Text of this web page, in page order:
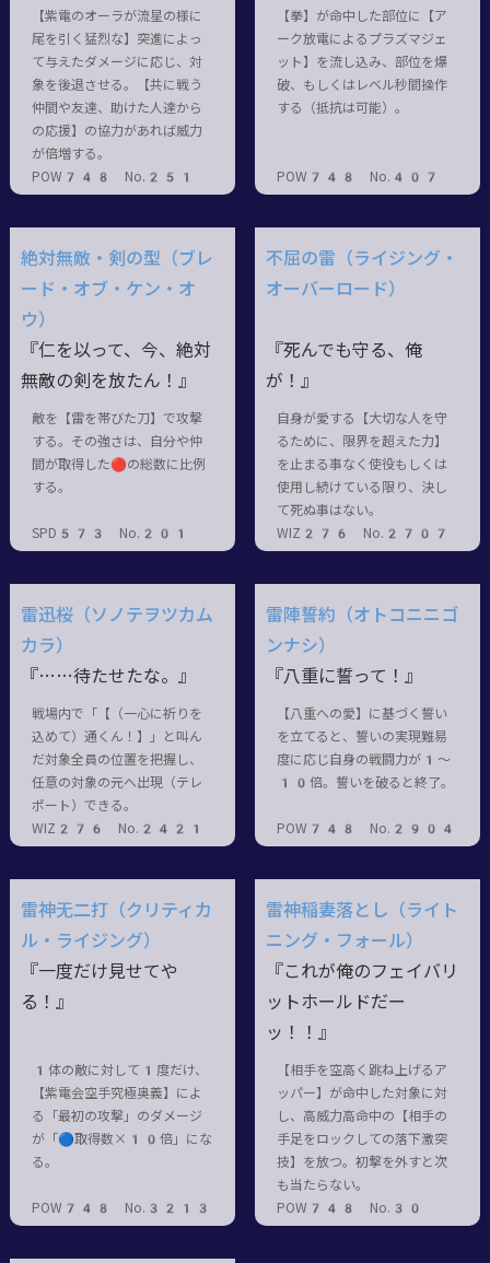
【紫電のオーラが流星の様に
尾を引く猛烈な】突進によっ
て与えたダメージに応じ、対
象を後退させる。【共に戦う
仲間や友達、助けた人達から
の応援】の協力があれば威力
が倍増する。
POW748 No.251
【拳】が命中した部位に【ア
ーク放電によるプラズマジェ
ット】を流し込み、部位を爆
破、もしくはレベル秒間操作
する（抵抗は可能）。
POW748 No.407
絶対無敵・剣の型（ブレ
ード・オブ・ケン・オ
ウ）
『仁を以って、今、絶対
無敵の剣を放たん！』
敵を【雷を帯びた刀】で攻撃
する。その強さは、自分や仲
間が取得した🔴の総数に比例
する。
SPD573 No.201
不屈の雷（ライジング・
オーバーロード）
『死んでも守る、俺
が！』
自身が愛する【大切な人を守
るために、限界を超えた力】
を止まる事なく使役もしくは
使用し続けている限り、決し
て死ぬ事はない。
WIZ276 No.2707
雷迅桜（ソノテヲツカム
カラ）
『……待たせたな。』
戦場内で「【（一心に祈りを
込めて）通くん！】」と叫ん
だ対象全員の位置を把握し、
任意の対象の元へ出現（テレ
ポート）できる。
WIZ276 No.2421
雷陣誓約（オトコニニゴ
ンナシ）
『八重に誓って！』
【八重への愛】に基づく誓い
を立てると、誓いの実現難易
度に応じ自身の戦闘力が1〜
10倍。誓いを破ると終了。
POW748 No.2904
雷神无二打（クリティカ
ル・ライジング）
『一度だけ見せてや
る！』
1体の敵に対して1度だけ、
【紫電会空手究極奥義】によ
る「最初の攻撃」のダメージ
が「🔵取得数×10倍」にな
る。
POW748 No.3213
雷神稲妻落とし（ライト
ニング・フォール）
『これが俺のフェイバリ
ットホールドだー
ッ！！』
【相手を空高く跳ね上げるア
ッパー】が命中した対象に対
し、高威力高命中の【相手の
手足をロックしての落下激突
技】を放つ。初撃を外すと次
も当たらない。
POW748 No.30